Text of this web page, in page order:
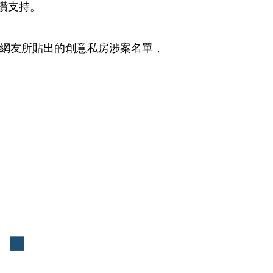
持。
友所貼出的創意私房涉案名單，